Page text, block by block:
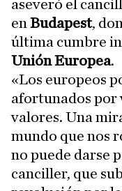
aseveró el
en Budapest,
última cumbre
Unión Europea.
«Los europeos
afortunados por
valores. Una
mundo que nos
no puede darse
canciller, que